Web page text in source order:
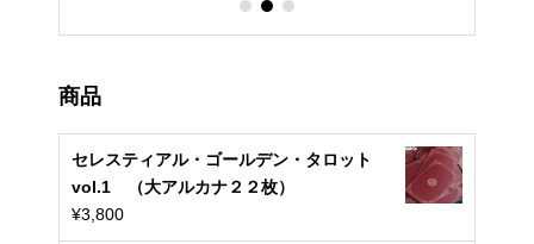
商品
セレスティアル・ゴールデン・タロット
vol.1 （大アルカナ２２枚）
¥3,800